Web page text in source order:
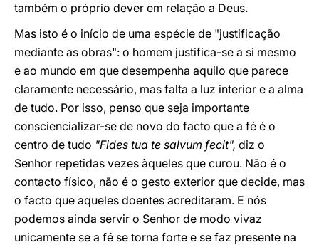
também o próprio dever em relação a Deus.
Mas isto é o início de uma espécie de "justificação
mediante as obras": o homem justifica-se a si mesmo
e ao mundo em que desempenha aquilo que parece
claramente necessário, mas falta a luz interior e a alma
de tudo. Por isso, penso que seja importante
consciencializar-se de novo do facto que a fé é o
centro de tudo "Fides tua te salvum fecit", diz o
Senhor repetidas vezes àqueles que curou. Não é o
contacto físico, não é o gesto exterior que decide, mas
o facto que aqueles doentes acreditaram. E nós
podemos ainda servir o Senhor de modo vivaz
unicamente se a fé se torna forte e se faz presente na